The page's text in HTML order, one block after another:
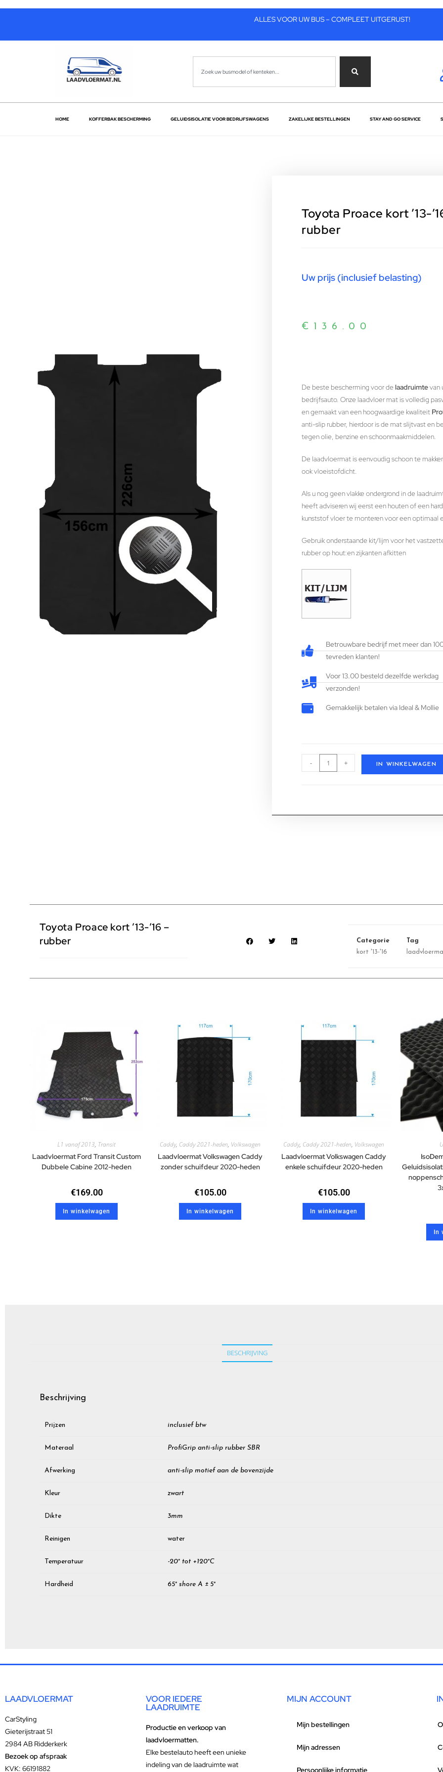
ALLES VOOR UW BUS – COMPLEET UITGERUST!
HOME KOFFERBAK BESCHERMING GELUIDSISOLATIE VOOR BEDRIJFSWAGENS ZAKELIJKE BESTELLINGEN STAY AND GO SERVICE
Toyota Proace kort ’13-
rubber
Uw prijs (inclusief belasting)
€ 136.00
De beste bescherming voor de laadruimtevan
bedrijfsauto. Onze laadvloer mat is volledig
en gemaakt van een hoogwaardige kwaliteit
anti-slip rubber, hierdoor is de mat slijtvast en
tegen olie, benzine en schoonmaakmiddelen.
De laadvloermat is eenvoudig schoon te
ook vloeistofdicht.
Als u nog geen vlakke ondergrond in de
heeft adviseren wij eerst een houten of een
kunststof vloer te monteren voor een optimaal
Gebruik onderstaande kit/lijm voor het
rubber op hout:en zijkanten afkitten
Betrouwbare bedrijf met meer dan
tevreden klanten!
Voor 13.00 besteld dezelfde werkdag
verzonden!
Gemakkelijk betalen via Ideal & Mollie
- + IN WINKELWAGEN
Toyota Proace kort ’13-’16 –
rubber
Categorie
kort '13-'16
Tag
L1 vanaf 2013, Transit
Laadvloermat Ford Transit Custom
Dubbele Cabine 2012-heden
€169.00
In winkelwagen
Caddy, Caddy 2021-heden, Volkswagen
Laadvloermat Volkswagen Caddy
zonder schuifdeur 2020-heden
€105.00
In winkelwagen
Caddy, Caddy 2021-heden, Volkswagen
Laadvloermat Volkswagen Caddy
enkele schuifdeur 2020-heden
€105.00
In winkelwagen
In
BESCHRIJVING
Beschrijving
Prijzen inclusief btw
Materaal ProfiGrip anti-slip rubber SBR
Afwerking anti-slip motief aan de bovenzijde
Kleur zwart
Dikte 3mm
Reinigen water
Temperatuur -20° tot +120°C
Hardheid 65° shore A ± 5°
LAADVLOERMAT
CarStyling
Gieterijstraat 51
2984 AB Ridderkerk
Bezoek op afspraak
KVK: 66191882
VOOR IEDERE
LAADRUIMTE
Productie en verkoop van
laadvloermatten.
Elke bestelauto heeft een unieke
indeling van de laadruimte wat
MIJN ACCOUNT
Mijn bestellingen
Mijn adressen
Persoonlijke informatie